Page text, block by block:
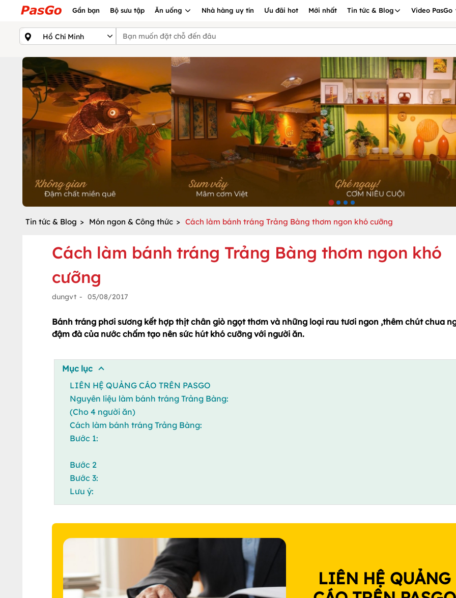
Gần bạn Bộ sưu tập Ăn uống Nhà hàng uy tín Ưu đãi hot Mới nhất Tin tức & Blog Video PasGo
Tin tức & Blog > Món ngon & Công thức > Cách làm bánh tráng Trảng Bàng thơm ngon khó cưỡng
Cách làm bánh tráng Trảng Bàng thơm ngon khó
cưỡng
dungvt - 05/08/2017
Bánh tráng phơi sương kết hợp thịt chân giò ngọt thơm và những loại rau tươi ngon ,thêm chút chua
đậm đà của nước chấm tạo nên sức hút khó cưỡng với người ăn.
Mục lục
LIÊN HỆ QUẢNG CÁO TRÊN PASGO
Nguyên liệu làm bánh tráng Trảng Bàng:
(Cho 4 người ăn)
Cách làm bánh tráng Trảng Bàng:
Bước 1:
Bước 2
Bước 3:
Lưu ý:
LIÊN HỆ QUẢNG